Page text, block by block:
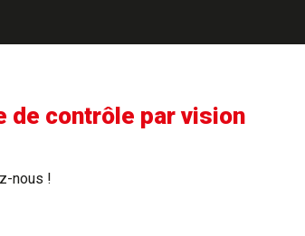
de contrôle par vision
nous !